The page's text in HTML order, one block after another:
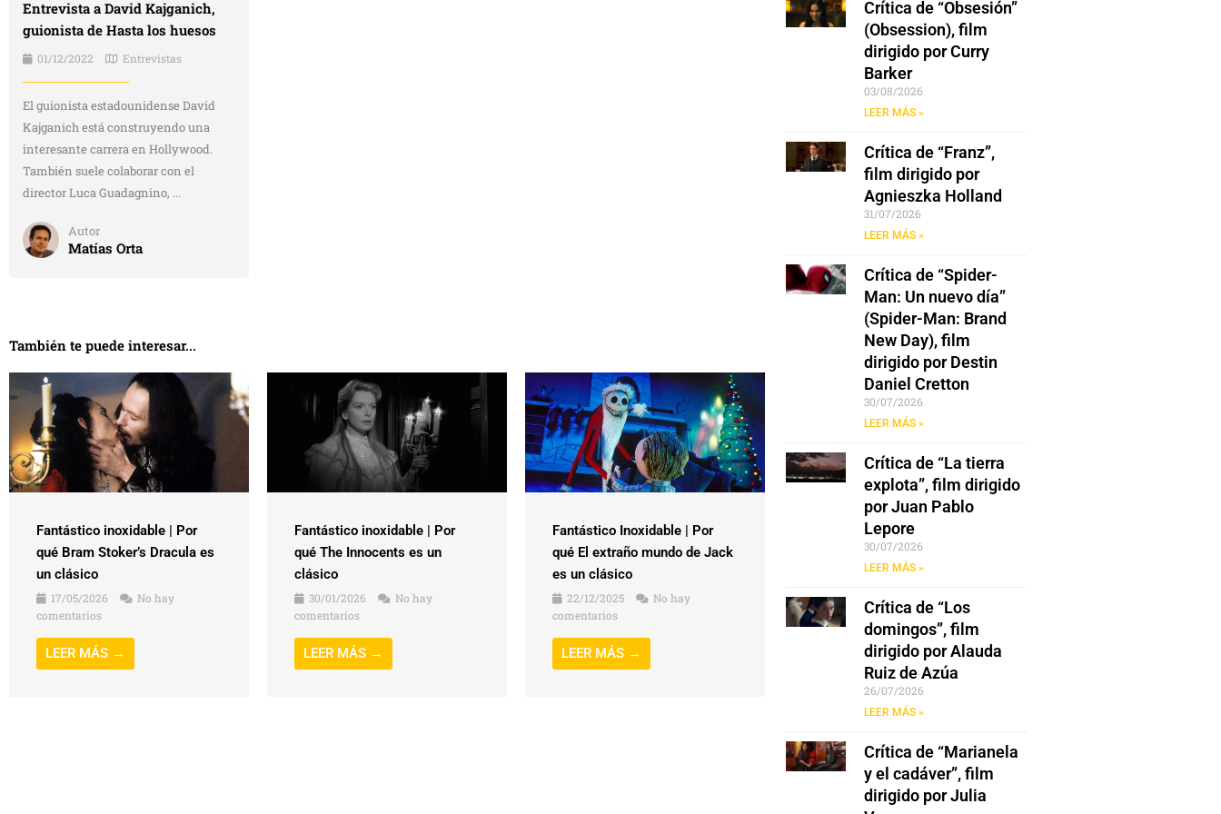
Entrevista a David Kajganich,
guionista de Hasta los huesos
01/12/2022 Entrevistas
El guionista estadounidense David
Kajganich está construyendo una
interesante carrera en Hollywood.
También suele colaborar con el
director Luca Guadagnino, ...
Autor
Matías Orta
También te puede interesar...
Fantástico inoxidable | Por
qué Bram Stoker’s Dracula es
un clásico
17/05/2026
No hay
comentarios
LEER MÁS →
Fantástico inoxidable | Por
qué The Innocents es un
clásico
30/01/2026
No hay
comentarios
LEER MÁS →
Fantástico Inoxidable | Por
qué El extraño mundo de Jack
es un clásico
22/12/2025
No hay
comentarios
LEER MÁS →
Crítica de “Obsesión”
(Obsession), film
dirigido por Curry
Barker
03/08/2026
LEER MÁS »
Crítica de “Franz”,
film dirigido por
Agnieszka Holland
31/07/2026
LEER MÁS »
Crítica de “Spider-
Man: Un nuevo día”
(Spider-Man: Brand
New Day), film
dirigido por Destin
Daniel Cretton
30/07/2026
LEER MÁS »
Crítica de “La tierra
explota”, film dirigido
por Juan Pablo
Lepore
30/07/2026
LEER MÁS »
Crítica de “Los
domingos”, film
dirigido por Alauda
Ruiz de Azúa
26/07/2026
LEER MÁS »
Crítica de “Marianela
y el cadáver”, film
dirigido por Julia